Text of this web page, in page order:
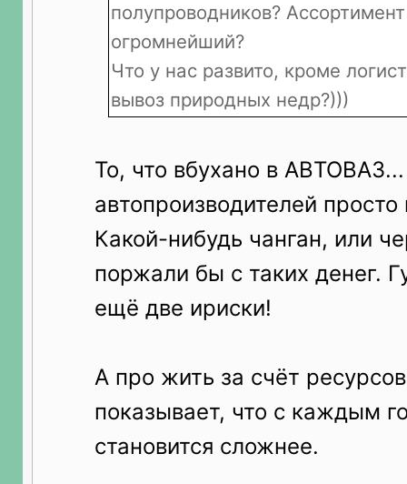
полупроводников?
огромнейший?
Что у нас развито, кроме
вывоз природных недр?)))
То, что вбухано в
автопроизводителей
Какой-нибудь чанган, или
поржали бы с таких денег.
ещё две ириски!
А про жить за счёт
показывает, что с каждым
становится сложнее.